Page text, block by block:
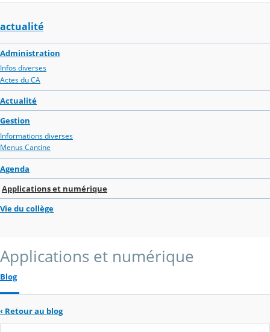
actualité
Administration
Infos diverses
Actes du CA
Actualité
Gestion
Informations diverses
Menus Cantine
Agenda
Applications et numérique
Vie du collège
Applications et numérique
Blog
‹ Retour au blog